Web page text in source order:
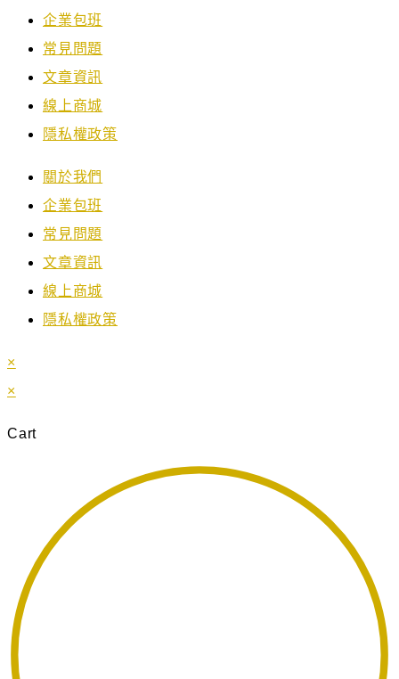
企業包班
常見問題
文章資訊
線上商城
隱私權政策
關於我們
企業包班
常見問題
文章資訊
線上商城
隱私權政策
×
×
Cart